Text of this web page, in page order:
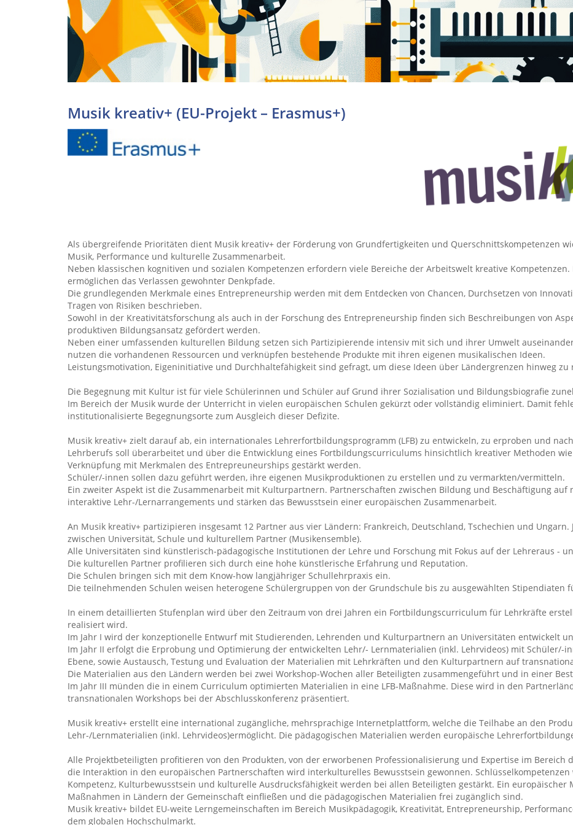
Musik kreativ+ (EU-Projekt – Erasmus+)
Als übergreifende Prioritäten dient Musik kreativ+ der Förderung von Grundfertigkeiten und Querschnittskompetenzen
Musik, Performance und kulturelle Zusammenarbeit.
Neben klassischen kognitiven und sozialen Kompetenzen erfordern viele Bereiche der Arbeitswelt kreative
ermöglichen das Verlassen gewohnter Denkpfade.
Die grundlegenden Merkmale eines Entrepreneurship werden mit dem Entdecken von Chancen, Durchsetzen von
Tragen von Risiken beschrieben.
Sowohl in der Kreativitätsforschung als auch in der Forschung des Entrepreneurship finden sich Beschreibungen von
produktiven Bildungsansatz gefördert werden.
Neben einer umfassenden kulturellen Bildung setzen sich Partizipierende intensiv mit sich und ihrer Umwelt
nutzen die vorhandenen Ressourcen und verknüpfen bestehende Produkte mit ihren eigenen musikalischen Ideen.
Leistungsmotivation, Eigeninitiative und Durchhaltefähigkeit sind gefragt, um diese Ideen über Ländergrenzen hinweg zu
Die Begegnung mit Kultur ist für viele Schülerinnen und Schüler auf Grund ihrer Sozialisation und Bildungsbiografie
Im Bereich der Musik wurde der Unterricht in vielen europäischen Schulen gekürzt oder vollständig eliminiert. Damit
institutionalisierte Begegnungsorte zum Ausgleich dieser Defizite.
Musik kreativ+ zielt darauf ab, ein internationales Lehrerfortbildungsprogramm (LFB) zu entwickeln, zu erproben und
Lehrberufs soll überarbeitet und über die Entwicklung eines Fortbildungscurriculums hinsichtlich kreativer Methoden
Verknüpfung mit Merkmalen des Entrepreuneurships gestärkt werden.
Schüler/-innen sollen dazu geführt werden, ihre eigenen Musikproduktionen zu erstellen und zu vermarkten/vermitteln.
Ein zweiter Aspekt ist die Zusammenarbeit mit Kulturpartnern. Partnerschaften zwischen Bildung und Beschäftigung
interaktive Lehr-/Lernarrangements und stärken das Bewusstsein einer europäischen Zusammenarbeit.
An Musik kreativ+ partizipieren insgesamt 12 Partner aus vier Ländern: Frankreich, Deutschland, Tschechien und
zwischen Universität, Schule und kulturellem Partner (Musikensemble).
Alle Universitäten sind künstlerisch-pädagogische Institutionen der Lehre und Forschung mit Fokus auf der Lehreraus -
Die kulturellen Partner profilieren sich durch eine hohe künstlerische Erfahrung und Reputation.
Die Schulen bringen sich mit dem Know-how langjähriger Schullehrpraxis ein.
Die teilnehmenden Schulen weisen heterogene Schülergruppen von der Grundschule bis zu ausgewählten Stipendiaten
In einem detaillierten Stufenplan wird über den Zeitraum von drei Jahren ein Fortbildungscurriculum für Lehrkräfte
realisiert wird.
Im Jahr I wird der konzeptionelle Entwurf mit Studierenden, Lehrenden und Kulturpartnern an Universitäten entwickelt
Im Jahr II erfolgt die Erprobung und Optimierung der entwickelten Lehr/- Lernmaterialien (inkl. Lehrvideos) mit Schüler/-
Ebene, sowie Austausch, Testung und Evaluation der Materialien mit Lehrkräften und den Kulturpartnern auf
Die Materialien aus den Ländern werden bei zwei Workshop-Wochen aller Beteiligten zusammengeführt und in einer
Im Jahr III münden die in einem Curriculum optimierten Materialien in eine LFB-Maßnahme. Diese wird in den
transnationalen Workshops bei der Abschlusskonferenz präsentiert.
Musik kreativ+ erstellt eine international zugängliche, mehrsprachige Internetplattform, welche die Teilhabe an den
Lehr-/Lernmaterialien (inkl. Lehrvideos)ermöglicht. Die pädagogischen Materialien werden europäische
Alle Projektbeteiligten profitieren von den Produkten, von der erworbenen Professionalisierung und Expertise im
die Interaktion in den europäischen Partnerschaften wird interkulturelles Bewusstsein gewonnen.
Kompetenz, Kulturbewusstsein und kulturelle Ausdrucksfähigkeit werden bei allen Beteiligten gestärkt. Ein
Maßnahmen in Ländern der Gemeinschaft einfließen und die pädagogischen Materialien frei zugänglich sind.
Musik kreativ+ bildet EU-weite Lerngemeinschaften im Bereich Musikpädagogik, Kreativität, Entrepreneurship,
dem globalen Hochschulmarkt.